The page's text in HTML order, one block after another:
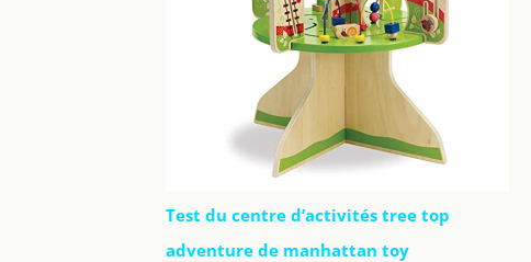
Test du centre d’activités tree top
adventure de manhattan toy